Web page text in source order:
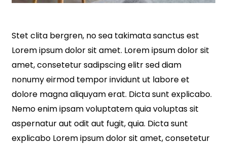
Stet clita bergren, no sea takimata sanctus est
Lorem ipsum dolor sit amet. Lorem ipsum dolor sit
amet, consetetur sadipscing elitr sed diam
nonumy eirmod tempor invidunt ut labore et
dolore magna aliquyam erat. Dicta sunt explicabo.
Nemo enim ipsam voluptatem quia voluptas sit
aspernatur aut odit aut fugit, quia. Dicta sunt
explicabo Lorem ipsum dolor sit amet, consetetur